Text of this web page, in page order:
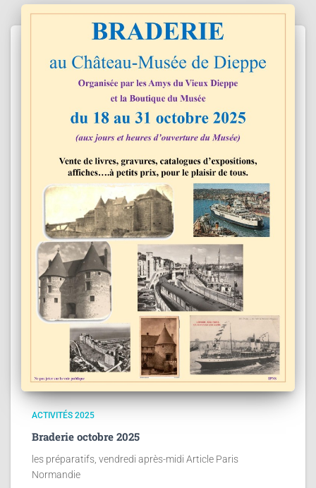
ACTIVITÉS 2025
Braderie octobre 2025
les préparatifs, vendredi après-midi Article Paris
Normandie